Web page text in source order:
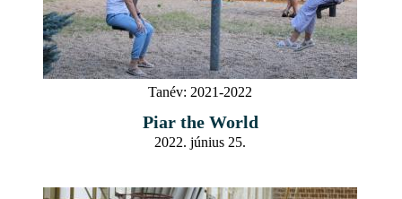
Tanév: 2021-2022
Piar the World
2022. június 25.